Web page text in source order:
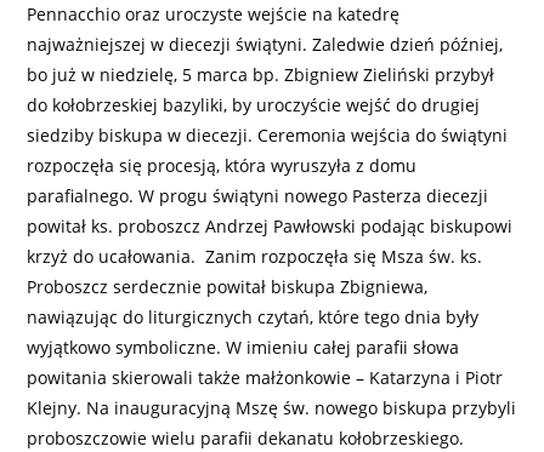
Pennacchio oraz uroczyste wejście na katedrę
najważniejszej w diecezji świątyni. Zaledwie dzień później,
bo już w niedzielę, 5 marca bp. Zbigniew Zieliński przybył
do kołobrzeskiej bazyliki, by uroczyście wejść do drugiej
siedziby biskupa w diecezji. Ceremonia wejścia do świątyni
rozpoczęła się procesją, która wyruszyła z domu
parafialnego. W progu świątyni nowego Pasterza diecezji
powitał ks. proboszcz Andrzej Pawłowski podając biskupowi
krzyż do ucałowania. Zanim rozpoczęła się Msza św. ks.
Proboszcz serdecznie powitał biskupa Zbigniewa,
nawiązując do liturgicznych czytań, które tego dnia były
wyjątkowo symboliczne. W imieniu całej parafii słowa
powitania skierowali także małżonkowie – Katarzyna i Piotr
Klejny. Na inauguracyjną Mszę św. nowego biskupa przybyli
proboszczowie wielu parafii dekanatu kołobrzeskiego.